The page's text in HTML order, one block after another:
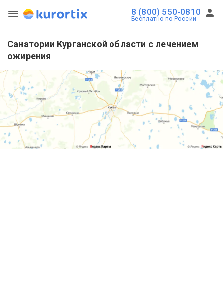
8 (800) 550-0810
Бесплатно по России
Санатории Курганской области с лечением
ожирения